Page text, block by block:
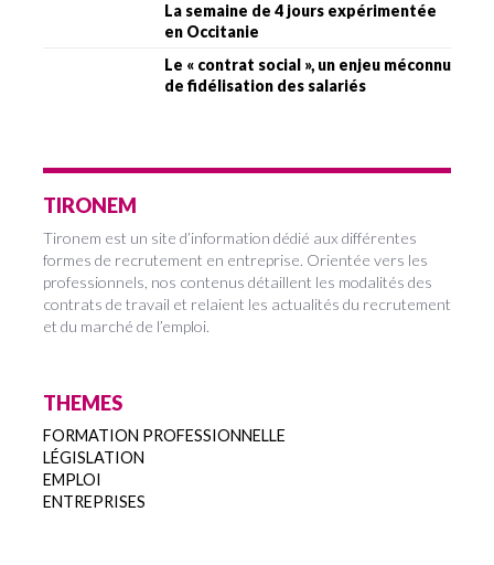
La semaine de 4 jours expérimentée
en Occitanie
Le « contrat social », un enjeu méconnu
de fidélisation des salariés
TIRONEM
Tironem est un site d’information dédié aux différentes
formes de recrutement en entreprise. Orientée vers les
professionnels, nos contenus détaillent les modalités des
contrats de travail et relaient les actualités du recrutement
et du marché de l’emploi.
THEMES
FORMATION PROFESSIONNELLE
LÉGISLATION
EMPLOI
ENTREPRISES